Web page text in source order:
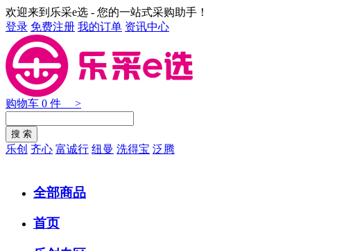
欢迎来到乐采e选 - 您的一站式采购助手！
登录 免费注册 我的订单 资讯中心
购物车 0 件 >
乐创 齐心 富诚行 纽曼 洗得宝 泛腾
全部商品
首页